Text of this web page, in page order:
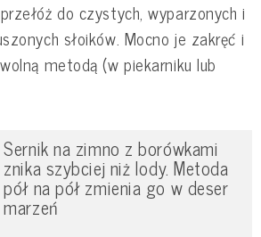
do czystych, wyparzonych i
słoików. Mocno je zakręć i
metodą (w piekarniku lub
Sernik na zimno z borówkami
znika szybciej niż lody. Metoda
pół na pół zmienia go w deser
marzeń